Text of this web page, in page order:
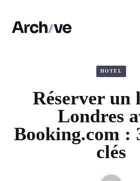
contenu
HOTEL
Réserver un
Londres
Booking.com :
clés